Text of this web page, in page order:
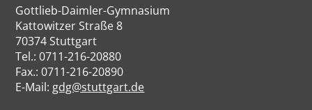
Gottlieb-Daimler-Gymnasium
Kattowitzer Straße 8
70374 Stuttgart
Tel.: 0711-216-20880
Fax.: 0711-216-20890
E-Mail: gdg@stuttgart.de